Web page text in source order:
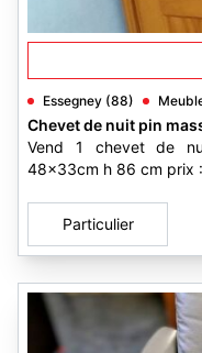
Essegney (88)
Chevet de nuit pin
Vend 1 chevet de
48x33cm h 86 cm prix
Particulier